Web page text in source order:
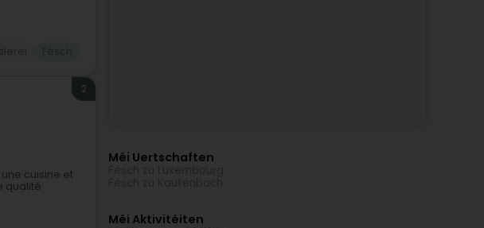
2
cuisine et
qualité
Méi Uertschaften
Méi Aktivitéiten